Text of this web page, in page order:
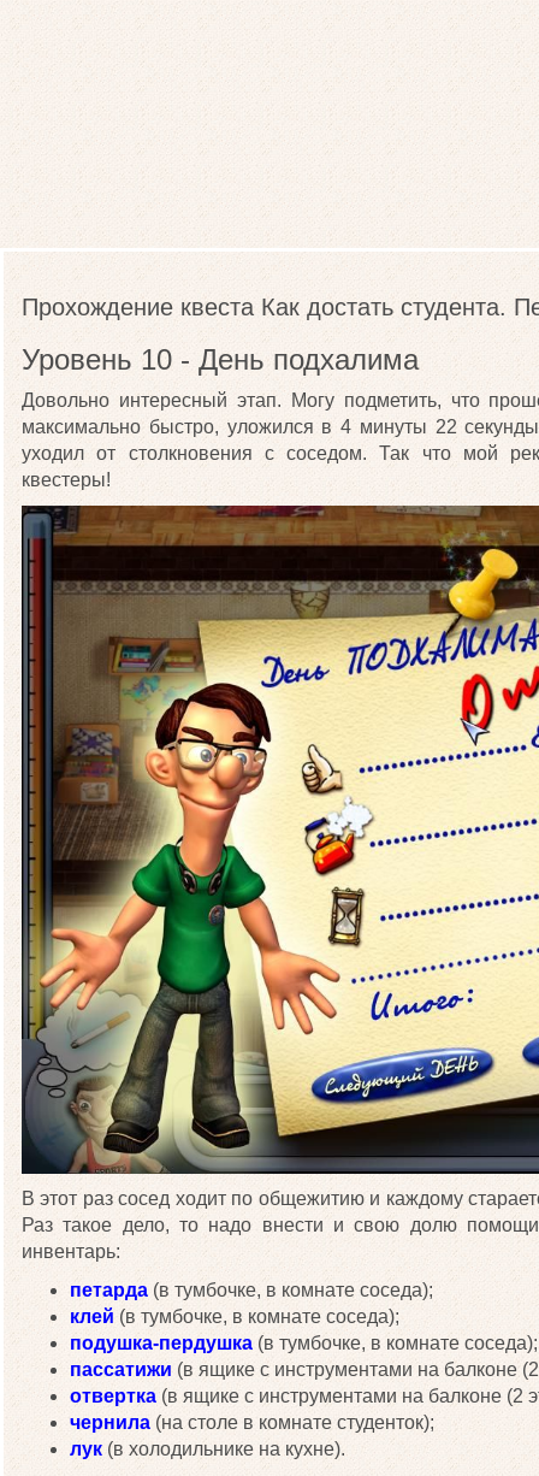
Прохождение квеста Как достать студента.
Уровень 10 - День подхалима
Довольно интересный этап. Могу подметить, что
максимально быстро, уложился в 4 минуты 22
уходил от столкновения с соседом. Так что мой
квестеры!
В этот раз сосед ходит по общежитию и каждому
Раз такое дело, то надо внести и свою долю
инвентарь:
петарда (в тумбочке, в комнате соседа);
клей (в тумбочке, в комнате соседа);
подушка-пердушка (в тумбочке, в комнате соседа);
пассатижи (в ящике с инструментами на балконе
отвертка (в ящике с инструментами на балконе (2
чернила (на столе в комнате студенток);
лук (в холодильнике на кухне).